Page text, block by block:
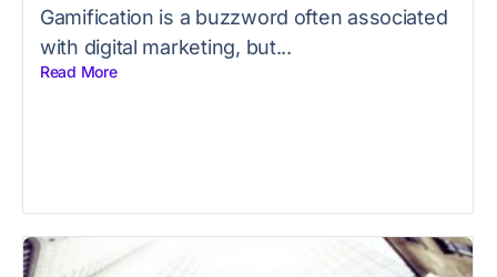
Gamification is a buzzword often associated
with digital marketing, but...
Read More